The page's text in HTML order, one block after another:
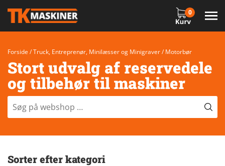
0
Forside /Truck, Entreprenør, Minilæsser og Minigraver/ Motorbør
Stort udvalg af reservedele
og tilbehør til maskiner
Sorter efter kategori